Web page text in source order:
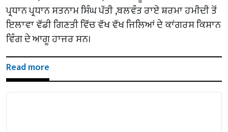
ਪ੍ਰਧਾਨ ਪ੍ਰਧਾਨ ਸਤਨਾਮ ਸਿੰਘ ਪੱਤੀ ,ਬਲਵੰਤ ਰਾਏ ਸ਼ਰਮਾ ਹਮੀਦੀ ਤੋਂ
ਇਲਾਵਾ ਵੱਡੀ ਗਿਣਤੀ ਵਿੱਚ ਵੱਖ ਵੱਖ ਜਿਲਿਆਂ ਦੇ ਕਾਂਗਰਸ ਕਿਸਾਨ
ਵਿੰਗ ਦੇ ਆਗੂ ਹਾਜਰ ਸਨ।
Read more